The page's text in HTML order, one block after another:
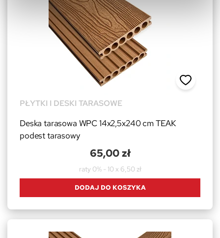
PŁYTKI I DESKI TARASOWE
Deska tarasowa WPC 14x2,5x240 cm TEAK
podest tarasowy
65,00 zł
raty 0% - 10 x 6,50 zł
DODAJ DO KOSZYKA